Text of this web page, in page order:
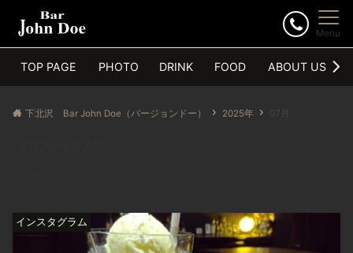
Menu
TOP PAGE PHOTO DRINK FOOD ABOUT US
下北沢 Bar John Doe（バージョンドー） 2025年 07月
インスタグラム